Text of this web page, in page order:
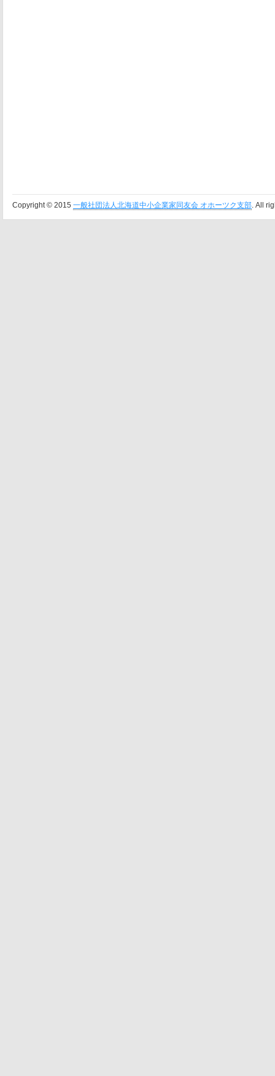
Copyright © 2015 一般社団法人北海道中小企業家同友会 オホーツク支部. All